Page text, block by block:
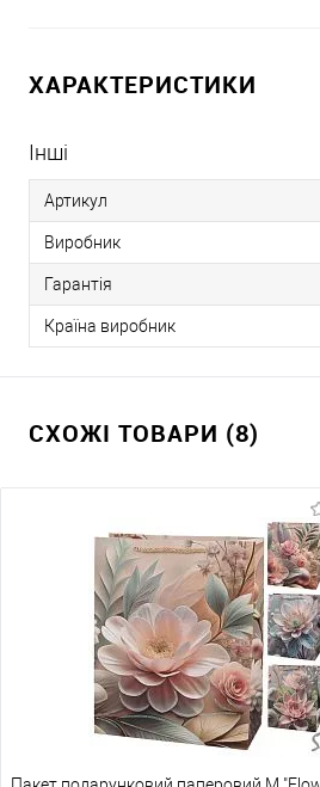
ХАРАКТЕРИСТИКИ
Інші
Артикул
Виробник
Гарантія
Країна виробник
СХОЖІ ТОВАРИ (8)